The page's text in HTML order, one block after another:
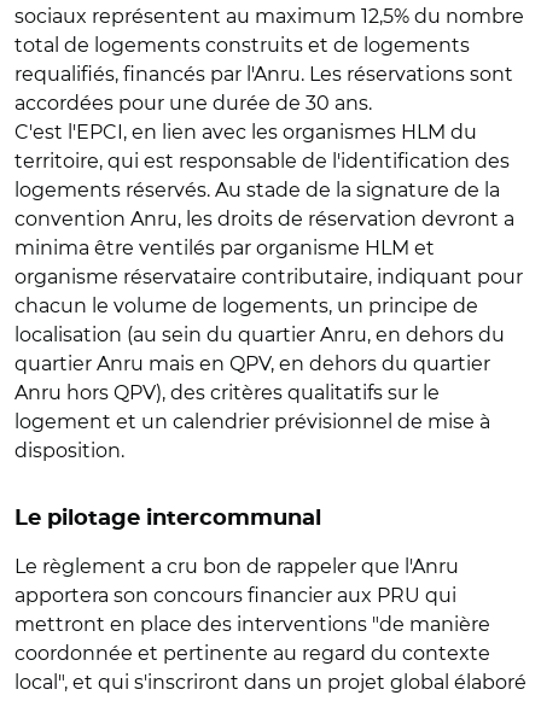
sociaux représentent au maximum 12,5% du nombre
total de logements construits et de logements
requalifiés, financés par l'Anru. Les réservations sont
accordées pour une durée de 30 ans.
C'est l'EPCI, en lien avec les organismes HLM du
territoire, qui est responsable de l'identification des
logements réservés. Au stade de la signature de la
convention Anru, les droits de réservation devront a
minima être ventilés par organisme HLM et
organisme réservataire contributaire, indiquant pour
chacun le volume de logements, un principe de
localisation (au sein du quartier Anru, en dehors du
quartier Anru mais en QPV, en dehors du quartier
Anru hors QPV), des critères qualitatifs sur le
logement et un calendrier prévisionnel de mise à
disposition.
Le pilotage intercommunal
Le règlement a cru bon de rappeler que l'Anru
apportera son concours financier aux PRU qui
mettront en place des interventions "de manière
coordonnée et pertinente au regard du contexte
local", et qui s'inscriront dans un projet global élaboré